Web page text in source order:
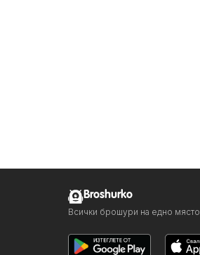
Broshurko
Всички брошури на едно място